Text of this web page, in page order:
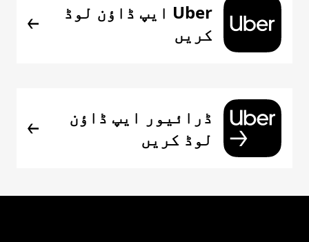
Uber ایپ ڈاؤن لوڈ
کریں
ڈرائیور ایپ ڈاؤن
لوڈ کریں